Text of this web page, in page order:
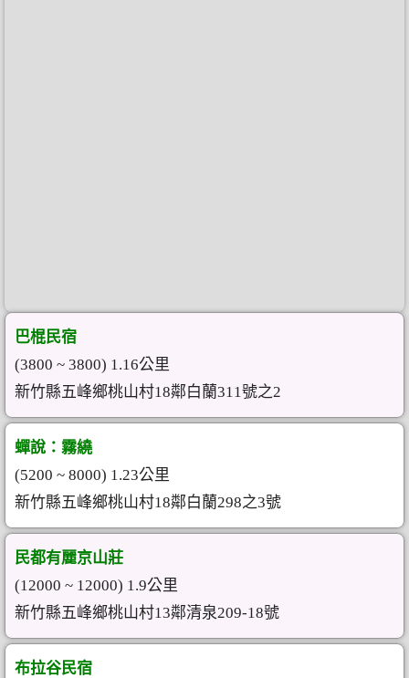
巴棍民宿
(3800 ~ 3800) 1.16公里
新竹縣五峰鄉桃山村18鄰白蘭311號之2
蟬說：霧繞
(5200 ~ 8000) 1.23公里
新竹縣五峰鄉桃山村18鄰白蘭298之3號
民都有麗京山莊
(12000 ~ 12000) 1.9公里
新竹縣五峰鄉桃山村13鄰清泉209-18號
布拉谷民宿